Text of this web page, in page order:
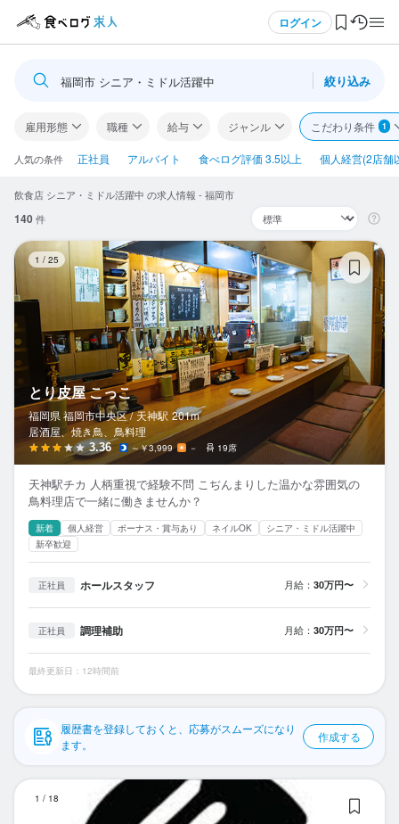
ログイン
ログイン・無料会員登録
食べログ求人TOP
求人検索
閲覧履歴
検索履歴・保存した条件
応募履歴
WEB履歴書
スカウト・メルマガ受信設定
ヘルプ・お問い合わせフォーム
食べログ求人PRESS
プライバシーポリシー
利用規約
企業情報
福岡市 シニア・ミドル活躍中 絞り込み
雇用形態 職種 給与 ジャンル こだわり条件 1
人気の条件 正社員 アルバイト 食べログ評価 3.5以上 個人経営(2店舗
飲食店 シニア・ミドル活躍中 の求人情報 - 福岡市
140件
1 / 25
とり皮屋 こっこ
福岡県 福岡市中央区 / 天神駅 201m
居酒屋、焼き鳥、鳥料理
3.36 ～￥3,999 － 19席
天神駅チカ 人柄重視で経験不問 こぢんまりした温かな雰囲気の
鳥料理店で一緒に働きませんか？
新着 個人経営 ボーナス・賞与あり ネイルOK
シニア・ミドル活躍中
新卒歓迎
正社員 ホールスタッフ 月給： 30万円〜
正社員 調理補助 月給： 30万円〜
最終更新日：12時間前
履歴書を登録しておくと、応募がスムーズになり
ます。
作成する
1 / 18